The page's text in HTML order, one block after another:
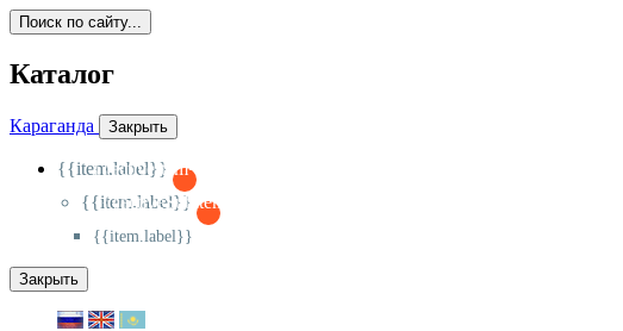
Поиск по сайту...
Каталог
Караганда Закрыть
{{item.label}}
{{activeItem==item.id?'-
{{item.label}}
{{activeSubitem==item.id?'-
{{item.label}}
Закрыть